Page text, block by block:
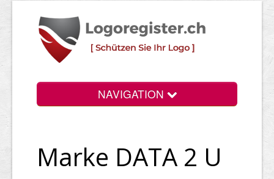
NAVIGATION
Login
Marke DATA 2 U